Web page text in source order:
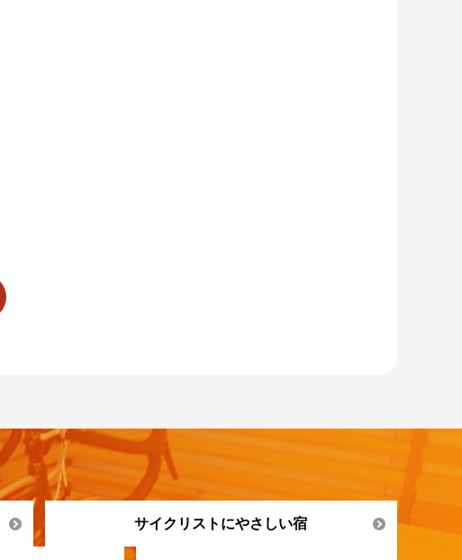
サイクリストにやさしい宿